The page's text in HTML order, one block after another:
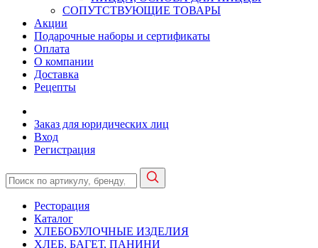
СОПУТСТВУЮЩИЕ ТОВАРЫ
Акции
Подарочные наборы и сертификаты
Оплата
О компании
Доставка
Рецепты
Заказ для юридических лиц
Вход
Регистрация
Ресторация
Каталог
ХЛЕБОБУЛОЧНЫЕ ИЗДЕЛИЯ
ХЛЕБ, БАГЕТ, ПАНИНИ